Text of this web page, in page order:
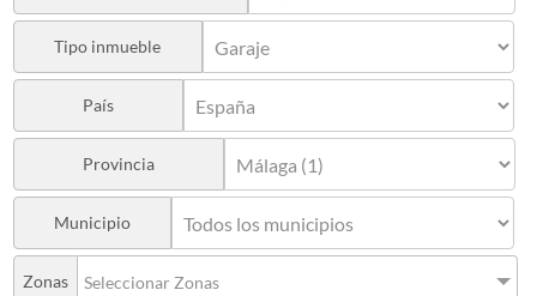
Tipo inmueble
País
Provincia
Municipio
Zonas Seleccionar Zonas